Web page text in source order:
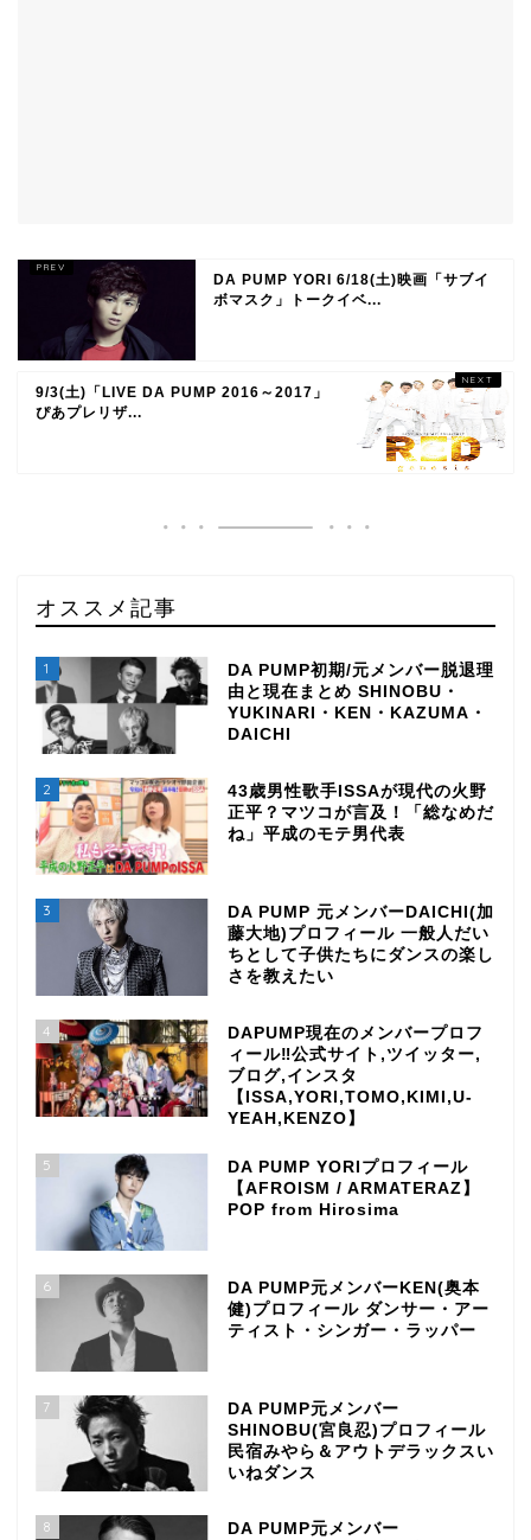
DA PUMP YORI 6/18(土)映画「サブイ
ボマスク」トークイベ...
9/3(土)「LIVE DA PUMP 2016～2017」
ぴあプレリザ...
オススメ記事
1
DA PUMP初期/元メンバー脱退理
由と現在まとめ SHINOBU・
YUKINARI・KEN・KAZUMA・
DAICHI
2
43歳男性歌手ISSAが現代の火野
正平？マツコが言及！「総なめだ
ね」平成のモテ男代表
3
DA PUMP 元メンバーDAICHI(加
藤大地)プロフィール 一般人だい
ちとして子供たちにダンスの楽し
さを教えたい
4
DAPUMP現在のメンバープロフ
ィール‼公式サイト,ツイッター,
ブログ,インスタ
【ISSA,YORI,TOMO,KIMI,U-
YEAH,KENZO】
5
DA PUMP YORIプロフィール
【AFROISM / ARMATERAZ】
POP from Hirosima
6
DA PUMP元メンバーKEN(奥本
健)プロフィール ダンサー・アー
ティスト・シンガー・ラッパー
7
DA PUMP元メンバー
SHINOBU(宮良忍)プロフィール
民宿みやら＆アウトデラックスい
いねダンス
8
DA PUMP元メンバー